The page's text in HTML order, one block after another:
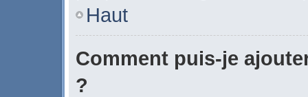
Haut
Comment puis-je
?